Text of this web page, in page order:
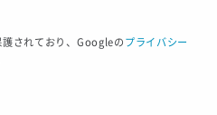
されており、Googleの プライバシー